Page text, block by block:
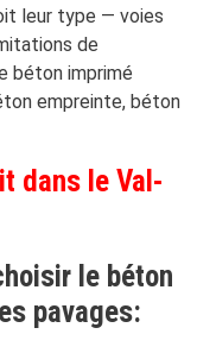
leur type — voies
de
béton imprimé
empreinte, béton
dans le Val-
le béton
pavages: